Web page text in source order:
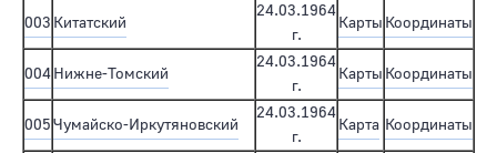
003 Китатский
24.03.1964
г.
Карты Координаты
004Нижне-Томский
24.03.1964
г.
Карты Координаты
005Чумайско-Иркутяновский
24.03.1964
г.
Карта Координаты